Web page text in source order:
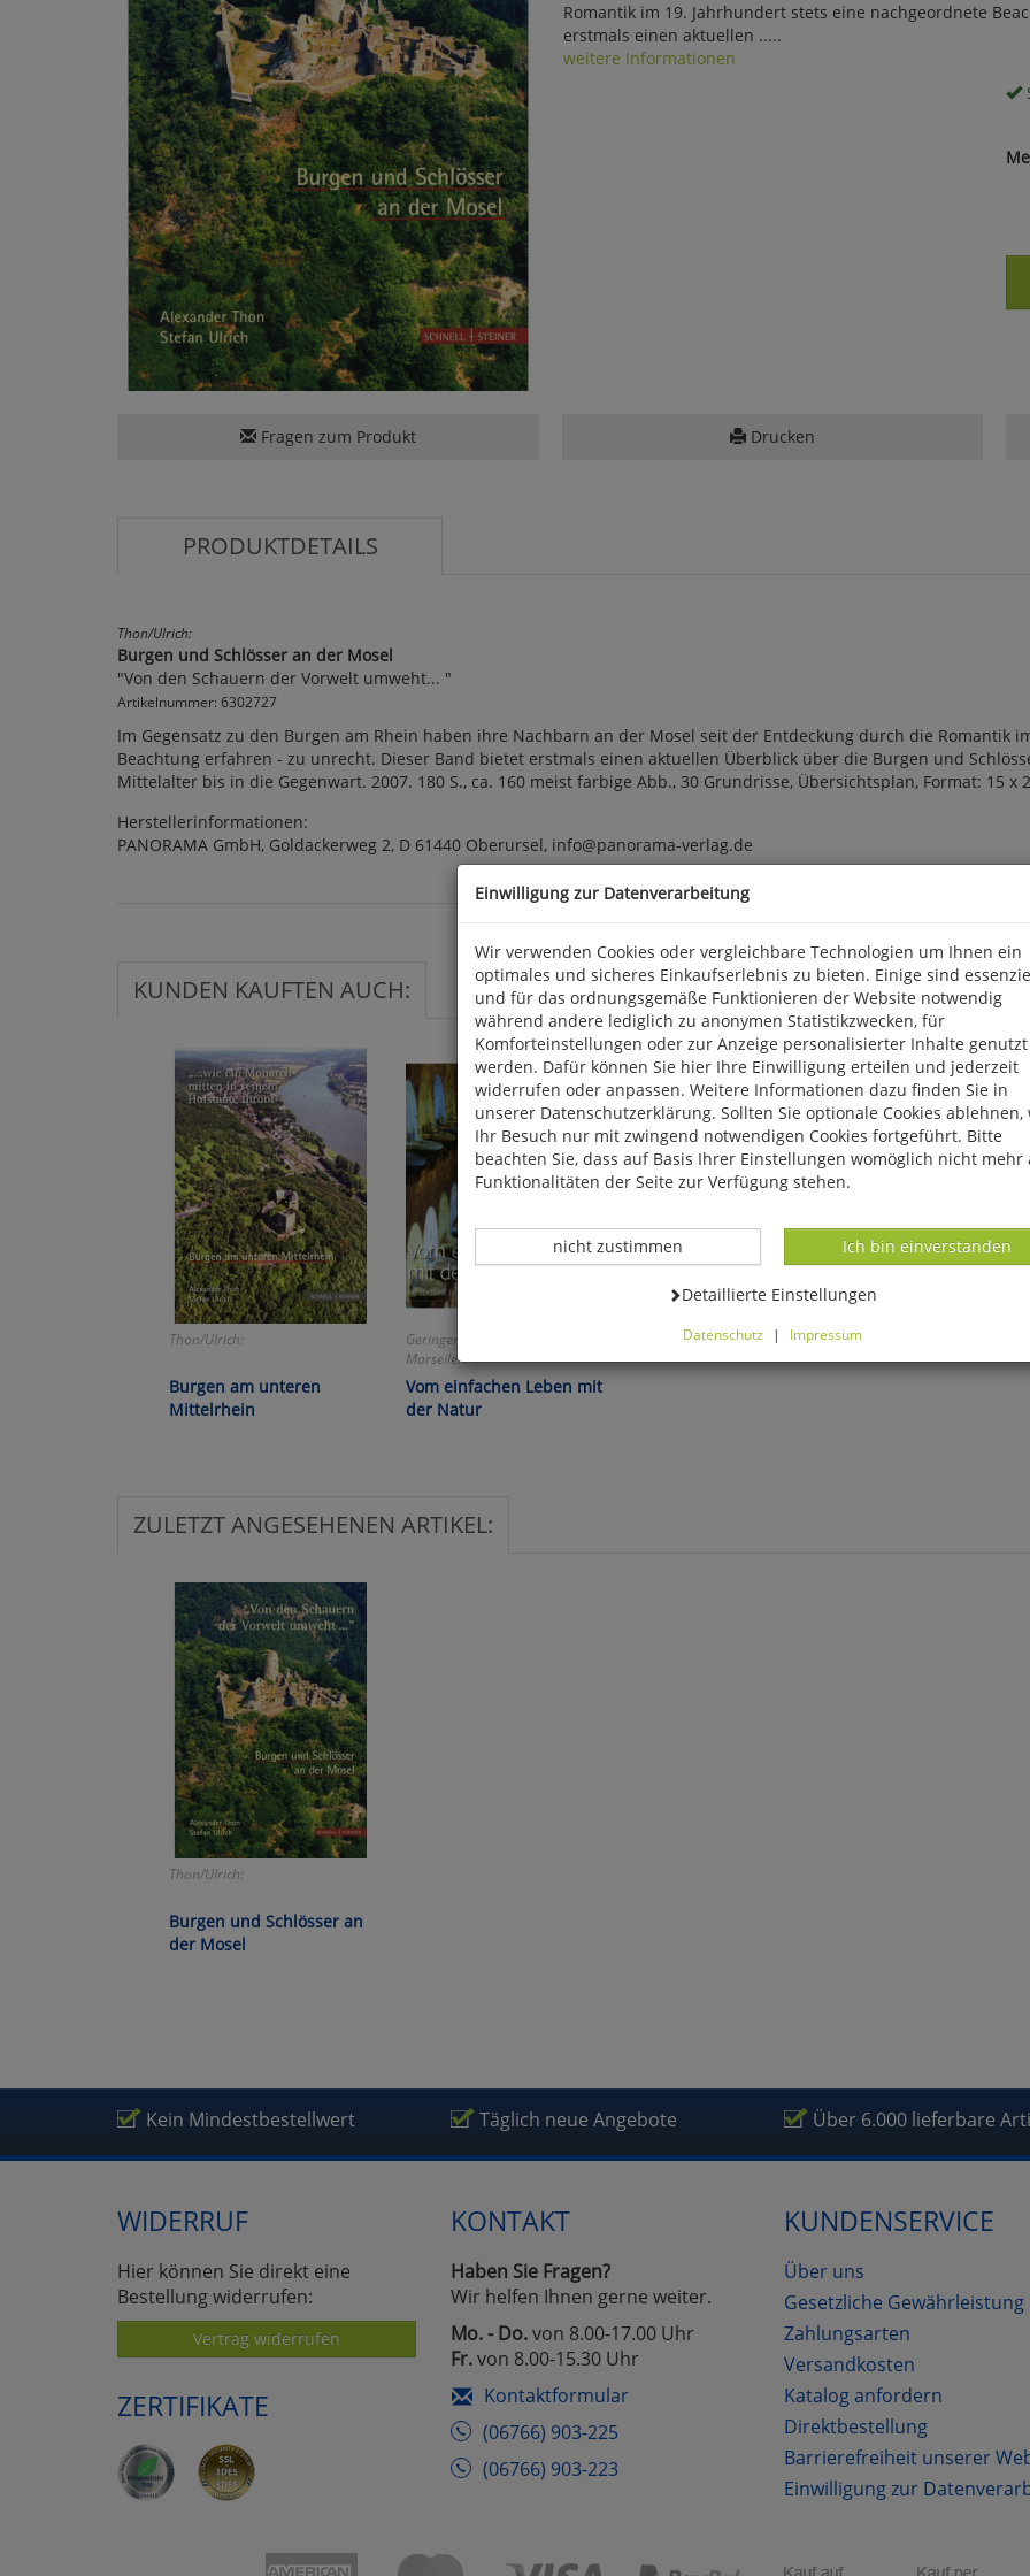
Romantik im 19. Jahrhundert stets eine nachgeordnete
erstmals einen aktuellen .....
weitere Informationen
Fragen zum Produkt Drucken
PRODUKTDETAILS
Thon/Ulrich:
Burgen und Schlösser an der Mosel
"Von den Schauern der Vorwelt umweht... "
Artikelnummer: 6302727
Im Gegensatz zu den Burgen am Rhein haben ihre Nachbarn an der Mosel seit der Entdeckung durch die Romantik
Beachtung erfahren - zu unrecht. Dieser Band bietet erstmals einen aktuellen Überblick über die Burgen und
Mittelalter bis in die Gegenwart. 2007. 180 S., ca. 160 meist farbige Abb., 30 Grundrisse, Übersichtsplan, Format: 15 x
Herstellerinformationen:
PANORAMA GmbH, Goldackerweg 2, D 61440 Oberursel, info@panorama-verlag.de
KUNDEN KAUFTEN AUCH:
Thon/Ulrich:
Burgen am unteren
Mittelrhein
Geringer Restbestand! Sebastian
Marseiler:
Vom einfachen Leben mit
der Natur
ZULETZT ANGESEHENEN ARTIKEL:
Thon/Ulrich:
Burgen und Schlösser an
der Mosel
Kein Mindestbestellwert Täglich neue Angebote Über 6.000 lieferbare
WIDERRUF
Hier können Sie direkt eine
Bestellung widerrufen:
Vertrag widerrufen
ZERTIFIKATE
KONTAKT
Haben Sie Fragen?
Wir helfen Ihnen gerne weiter.
Mo. - Do.von 8.00-17.00 Uhr
Fr.von 8.00-15.30 Uhr
Kontaktformular
(06766) 903-225
(06766) 903-223
KUNDENSERVICE
Über uns
Gesetzliche Gewährleistung
Zahlungsarten
Versandkosten
Katalog anfordern
Direktbestellung
Barrierefreiheit unserer
Einwilligung zur
Einwilligung zur Datenverarbeitung
Wir verwenden Cookies oder vergleichbare Technologien um Ihnen ein
optimales und sicheres Einkaufserlebnis zu bieten. Einige sind
und für das ordnungsgemäße Funktionieren der Website notwendig
während andere lediglich zu anonymen Statistikzwecken, für
Komforteinstellungen oder zur Anzeige personalisierter Inhalte genutzt
werden. Dafür können Sie hier Ihre Einwilligung erteilen und jederzeit
widerrufen oder anpassen. Weitere Informationen dazu finden Sie in
unserer Datenschutzerklärung. Sollten Sie optionale Cookies ablehnen,
Ihr Besuch nur mit zwingend notwendigen Cookies fortgeführt. Bitte
beachten Sie, dass auf Basis Ihrer Einstellungen womöglich nicht mehr
Funktionalitäten der Seite zur Verfügung stehen.
Datenverarbeitung -
Ich bin einverstanden
Datenverarbeitung -
nicht zustimmen
Datenverarbeitung -
Detaillierte Einstellungen
Datenschutz | Impressum
Cookies ablehnen, wird Ihr Besuch nur mit zwingend notwendigen
fortgeführt. Bitte beachten Sie, dass auf Basis Ihrer Einstellungen